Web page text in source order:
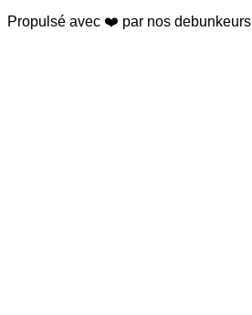
Propulsé avec ❤️ par nos debunkeurs